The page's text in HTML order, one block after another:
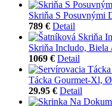
Skriňa S Posuvnými
789 € Detail
Skriňa Includo, Biela
1069 € Detail
Tácka Gourmet-Xl,
29.95 € Detail